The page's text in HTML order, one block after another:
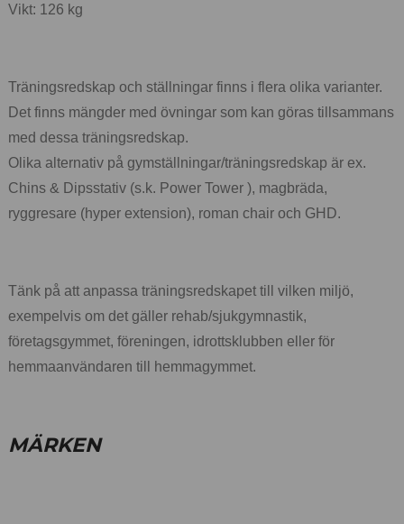
Vikt: 126 kg
Träningsredskap och ställningar finns i flera olika varianter.
Det finns mängder med övningar som kan göras tillsammans
med dessa träningsredskap.
Olika alternativ på gymställningar/träningsredskap är ex.
Chins & Dipsstativ (s.k. Power Tower ), magbräda,
ryggresare (hyper extension), roman chair och GHD.
Tänk på att anpassa träningsredskapet till vilken miljö,
exempelvis om det gäller rehab/sjukgymnastik,
företagsgymmet, föreningen, idrottsklubben eller för
hemmaanvändaren till hemmagymmet.
MÄRKEN